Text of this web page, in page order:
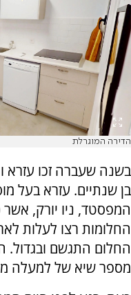
הדירה המוגרלת
בשנה שעברה זכו עזרא
בן שנתיים. עזרא בעל
המפסטד, ניו יורק, אשר
החלומות רצו לעלות
החלום התגשם ובגדול.
מספר שיא של למעלה מ־22,000